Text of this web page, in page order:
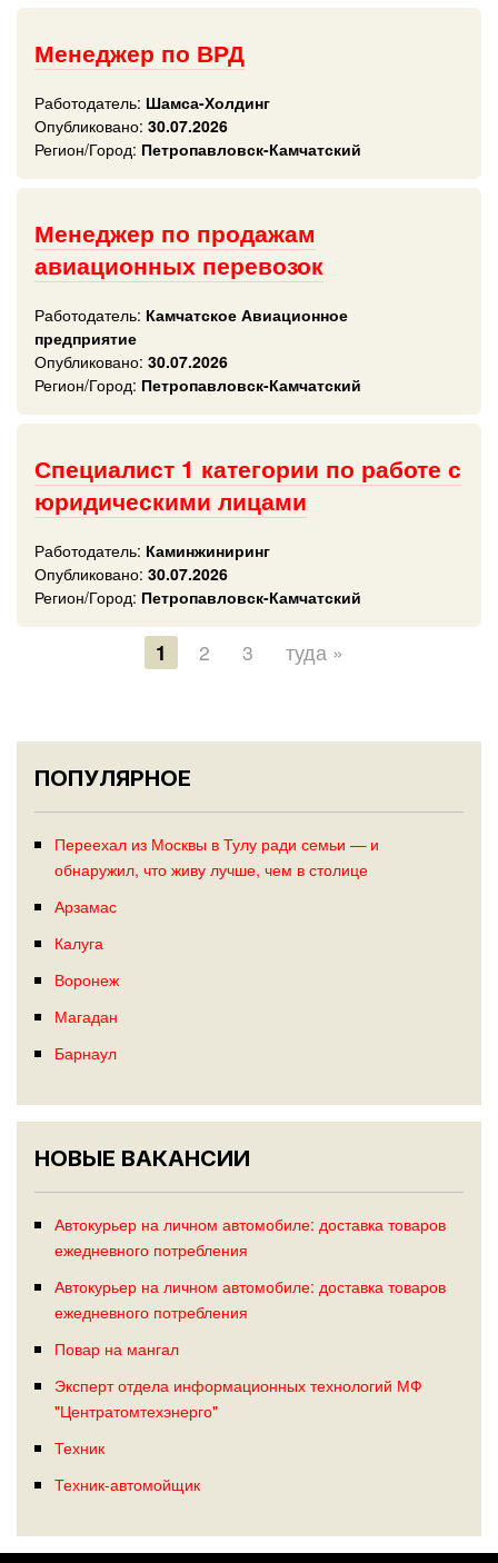
Менеджер по ВРД
Работодатель: Шамса-Холдинг
Опубликовано: 30.07.2026
Регион/Город: Петропавловск-Камчатский
Менеджер по продажам
авиационных перевозок
Работодатель: Камчатское Авиационное
предприятие
Опубликовано: 30.07.2026
Регион/Город: Петропавловск-Камчатский
Специалист 1 категории по работе с
юридическими лицами
Работодатель: Каминжиниринг
Опубликовано: 30.07.2026
Регион/Город: Петропавловск-Камчатский
1 2 3 туда »
ПОПУЛЯРНОЕ
Переехал из Москвы в Тулу ради семьи — и
обнаружил, что живу лучше, чем в столице
Арзамас
Калуга
Воронеж
Магадан
Барнаул
НОВЫЕ ВАКАНСИИ
Автокурьер на личном автомобиле: доставка товаров
ежедневного потребления
Автокурьер на личном автомобиле: доставка товаров
ежедневного потребления
Повар на мангал
Эксперт отдела информационных технологий МФ
"Центратомтехэнерго"
Техник
Техник-автомойщик